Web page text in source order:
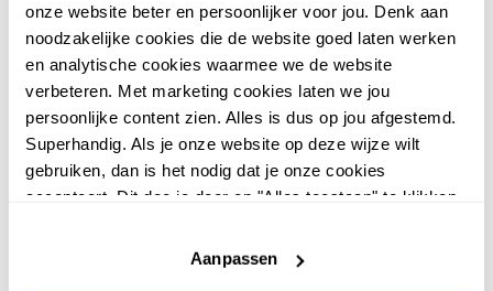
onze website beter en persoonlijker voor jou. Denk aan
noodzakelijke cookies die de website goed laten werken
en analytische cookies waarmee we de website
verbeteren. Met marketing cookies laten we jou
persoonlijke content zien. Alles is dus op jou afgestemd.
Superhandig. Als je onze website op deze wijze wilt
gebruiken, dan is het nodig dat je onze cookies
accepteert. Dit doe je door op "Alles toestaan" te klikken.
website niet optimaal functioneert.
Aanpassen